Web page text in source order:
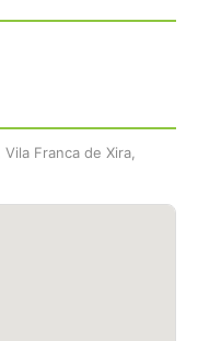
Franca de Xira,